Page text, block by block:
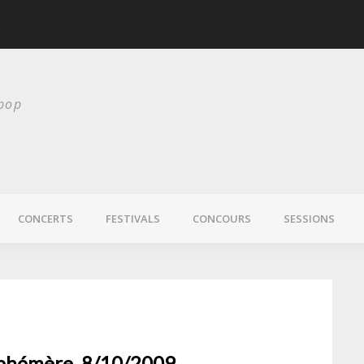
CONCERTS FESTIVALS CONCOURS SESSIONS